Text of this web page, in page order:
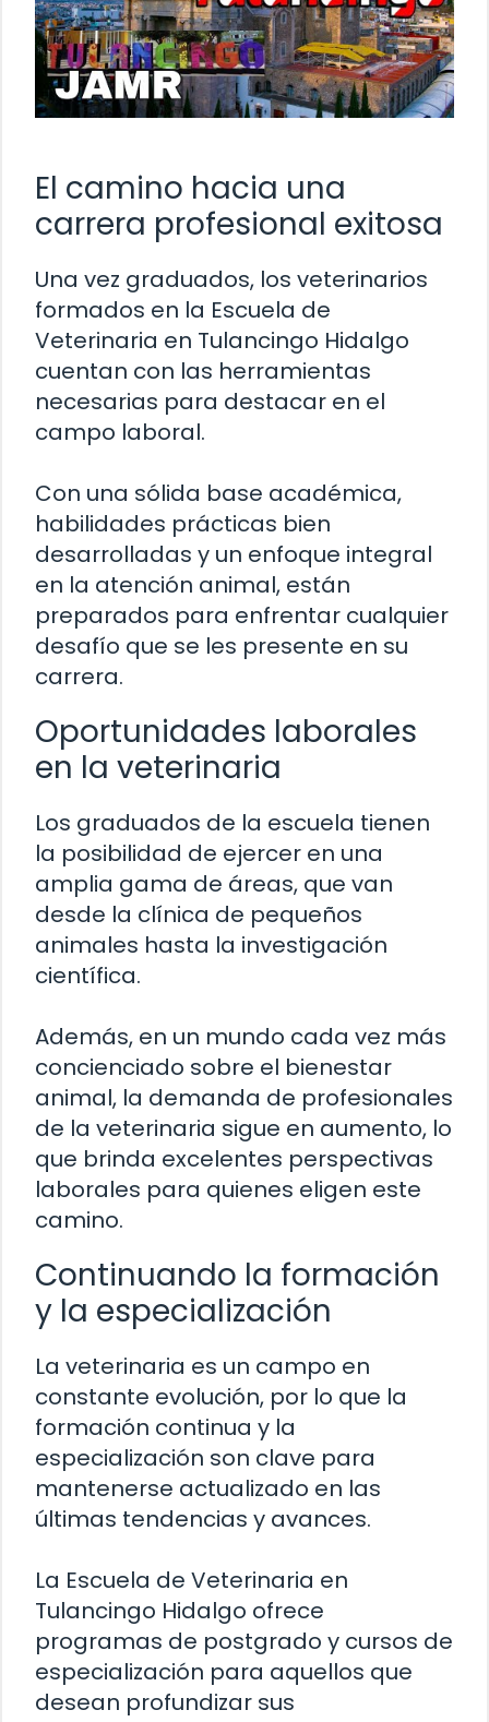
El camino hacia una
carrera profesional exitosa
Una vez graduados, los veterinarios
formados en la Escuela de
Veterinaria en Tulancingo Hidalgo
cuentan con las herramientas
necesarias para destacar en el
campo laboral.
Con una sólida base académica,
habilidades prácticas bien
desarrolladas y un enfoque integral
en la atención animal, están
preparados para enfrentar cualquier
desafío que se les presente en su
carrera.
Oportunidades laborales
en la veterinaria
Los graduados de la escuela tienen
la posibilidad de ejercer en una
amplia gama de áreas, que van
desde la clínica de pequeños
animales hasta la investigación
científica.
Además, en un mundo cada vez más
concienciado sobre el bienestar
animal, la demanda de profesionales
de la veterinaria sigue en aumento, lo
que brinda excelentes perspectivas
laborales para quienes eligen este
camino.
Continuando la formación
y la especialización
La veterinaria es un campo en
constante evolución, por lo que la
formación continua y la
especialización son clave para
mantenerse actualizado en las
últimas tendencias y avances.
La Escuela de Veterinaria en
Tulancingo Hidalgo ofrece
programas de postgrado y cursos de
especialización para aquellos que
desean profundizar sus